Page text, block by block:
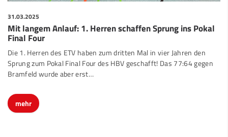
31.03.2025
Mit langem Anlauf: 1. Herren schaffen Sprung ins Pokal
Final Four
Die 1. Herren des ETV haben zum dritten Mal in vier Jahren den
Sprung zum Pokal Final Four des HBV geschafft! Das 77:64 gegen
Bramfeld wurde aber erst…
mehr